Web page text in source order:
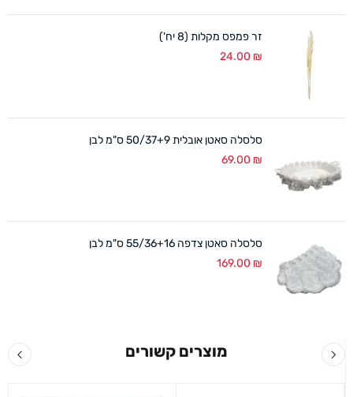
זר פמפס מקלות (8 יח')
24.00 ₪
סלסלה סאטן אובלית 50/37+9 ס"מ לבן
69.00 ₪
סלסלה סאטן צדפה 55/36+16 ס"מ לבן
169.00 ₪
מוצרים קשורים